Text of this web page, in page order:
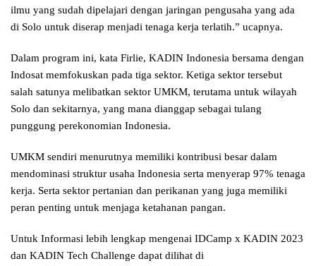
ilmu yang sudah dipelajari dengan jaringan pengusaha yang ada
di Solo untuk diserap menjadi tenaga kerja terlatih.” ucapnya.
Dalam program ini, kata Firlie, KADIN Indonesia bersama dengan
Indosat memfokuskan pada tiga sektor. Ketiga sektor tersebut
salah satunya melibatkan sektor UMKM, terutama untuk wilayah
Solo dan sekitarnya, yang mana dianggap sebagai tulang
punggung perekonomian Indonesia.
UMKM sendiri menurutnya memiliki kontribusi besar dalam
mendominasi struktur usaha Indonesia serta menyerap 97% tenaga
kerja. Serta sektor pertanian dan perikanan yang juga memiliki
peran penting untuk menjaga ketahanan pangan.
Untuk Informasi lebih lengkap mengenai IDCamp x KADIN 2023
dan KADIN Tech Challenge dapat dilihat di